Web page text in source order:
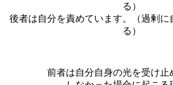
る）
後者は自分を責めています。（過剰に
る）
前者は自分自身の光を受け止